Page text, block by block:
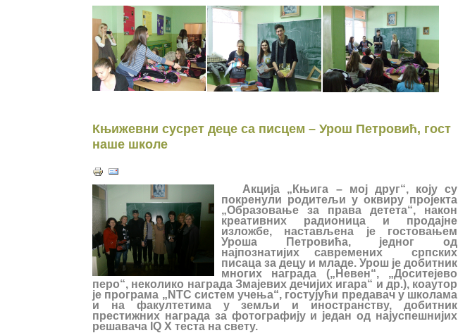
Књижевни сусрет деце са писцем – Урош Петровић, гост
наше школе
Акција „Књига – мој друг“, коју су
покренули родитељи у оквиру пројекта
„Образовање за права детета“, након
креативних радионица и продајне
изложбе, настављена је гостовањем
Уроша Петровића, једног од
најпознатијих савремених српских
писаца за децу и младе. Урош је добитник
многих награда („Невен“, „Доситејево
перо“, неколико награда Змајевих дечијих игара“ и др.), коаутор
је програма „NTC систем учења“, гостујући предавач у школама
и на факултетима у земљи и иностранству, добитник
престижних награда за фотографију и један од најуспешнијих
решавача IQ X теста на свету.